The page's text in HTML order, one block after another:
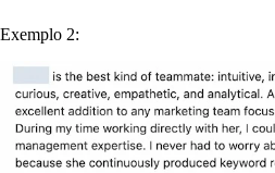
Exemplo 2: